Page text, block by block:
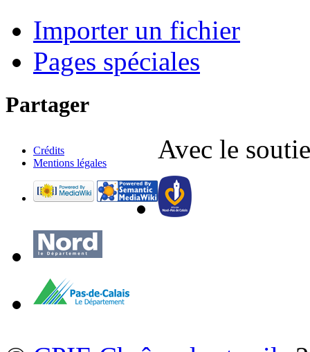
Importer un fichier
Pages spéciales
Partager
Crédits
Mentions légales
Avec le